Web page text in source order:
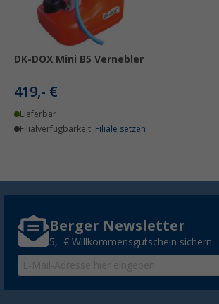
DK-DOX Mini B5 Vernebler
419,- €
Lieferbar
Filialverfügbarkeit: Filiale setzen
Berger Newsletter
5,- € Willkommensgutschein sichern